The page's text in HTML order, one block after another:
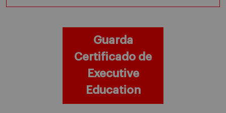
Guarda
Certificado de
Executive
Education